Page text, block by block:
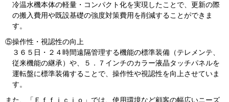
冷温水機本体の軽量・コンパクト化を実現したことで、更新の際
の搬入費用や既設基礎の強度対策費用を削減することができま
す。
⑤操作性・視認性の向上
３６５日・２４時間遠隔管理する機能の標準装備（テレメンテ、
従来機能の継承）や、５．７インチのカラー液晶タッチパネルを
運転盤に標準装備することで、操作性や視認性を向上させていま
す。
また、「Ｅｆｆｉｃｉｏ」では、使用環境など顧客の幅広いニーズ